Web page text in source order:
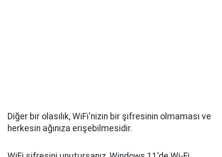
Diğer bir olasılık, WiFi'nizin bir şifresinin olmaması ve
herkesin ağınıza erişebilmesidir.